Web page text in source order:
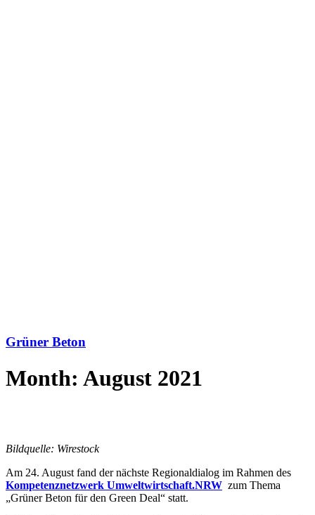
Grüner Beton
Month: August 2021
Bildquelle: Wirestock
Am 24. August fand der nächste Regionaldialog im Rahmen des
Kompetenznetzwerk Umweltwirtschaft.NRW zum Thema
„Grüner Beton für den Green Deal“ statt.